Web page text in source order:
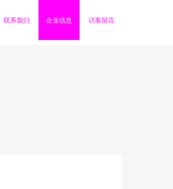
联系我们 企业信息 访客留言